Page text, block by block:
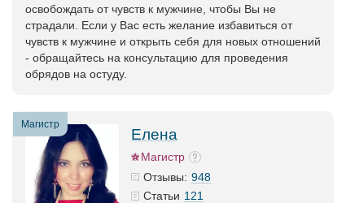
освобождать от чувств к мужчине, чтобы Вы не
страдали. Если у Вас есть желание избавиться от
чувств к мужчине и открыть себя для новых отношений
- обращайтесь на консультацию для проведения
обрядов на остуду.
Магистр
Елена
Магистр
Отзывы: 948
Статьи 121